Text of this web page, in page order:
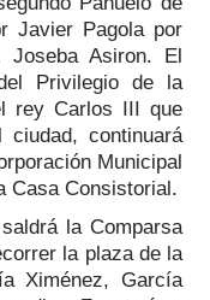
Javier Pagola por
Joseba Asiron. El
Privilegio de la
rey Carlos III que
continuará
Municipal
Casa Consistorial.
la Comparsa
la plaza de la
Ximénez, García